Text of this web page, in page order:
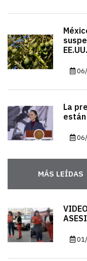
EE.UU.
La
MÁS LEÍDAS